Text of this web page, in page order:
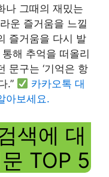
나 그때의 재밌는
운 즐거움을 느낄
즐거움을 다시 발
해 추억을 떠올리
문구는 ‘기억은 항
.”
카카오톡 대
아보세요.
색에 대
TOP 5